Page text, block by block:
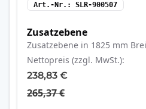
Art.-Nr. SLR-900507
Zusatzebene
Zusatzebene in 1825 mm
Nettopreis (zzgl. MwSt.)
238,83 €
265,37 €